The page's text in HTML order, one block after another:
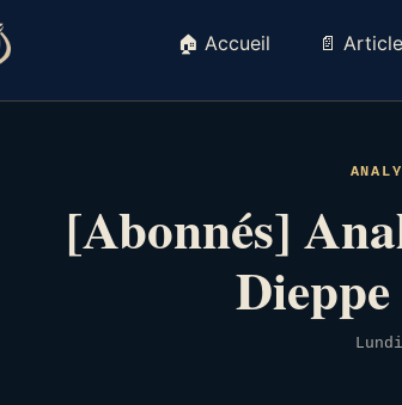
🏠 Accueil 📄
[Abonnés]